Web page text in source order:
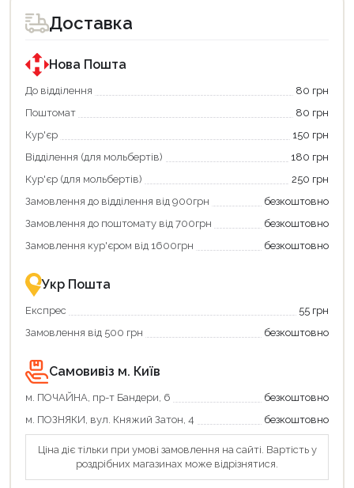
для
покупки
державною
програмою
єКнига.
Використовуйте
карту
щоб
зекономити
та
отримати
переваги!
картою
єКнига
–
зручно
та
для
покупки
державною
програмою
«Національний
кешбек».
покупку
«Національний
кешбек»
та
отримуйте
повернення
Економте
більше
разом
державною
підтримкою!
Доставка
Нова Пошта
До відділення
80 грн
Поштомат
80 грн
Кур'єр
150 грн
Відділення (для мольбертів)
180 грн
Кур'єр (для мольбертів)
250 грн
Замовлення до відділення від 900грн
безкоштовно
Замовлення до поштомату від 700грн
безкоштовно
Замовлення кур'єром від 1600грн
безкоштовно
Укр Пошта
Експрес
55 грн
Замовлення від 500 грн
безкоштовно
Самовивіз м. Київ
м. ПОЧАЙНА, пр-т Бандери, 6
безкоштовно
м. ПОЗНЯКИ, вул. Княжий Затон, 4
безкоштовно
Ціна діє тільки при умові замовлення на сайті. Вартість у
роздрібних магазинах може відрізнятися.